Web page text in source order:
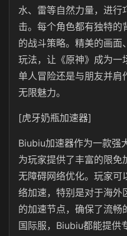
水、雷等自然力量，进行
击。每个角色都有独特的
的战斗策略。精美的画面
玩法，让《原神》成为一
单人冒险还是与朋友并肩
无限魅力。
[虎牙奶瓶加速器]
Biubiu加速器作为一款强
为玩家提供了丰富的限免
无障碍网络优化。玩家可
络加速，特别是对于海外
的加速节点，确保了流畅
国际服， Biubiu都能提供